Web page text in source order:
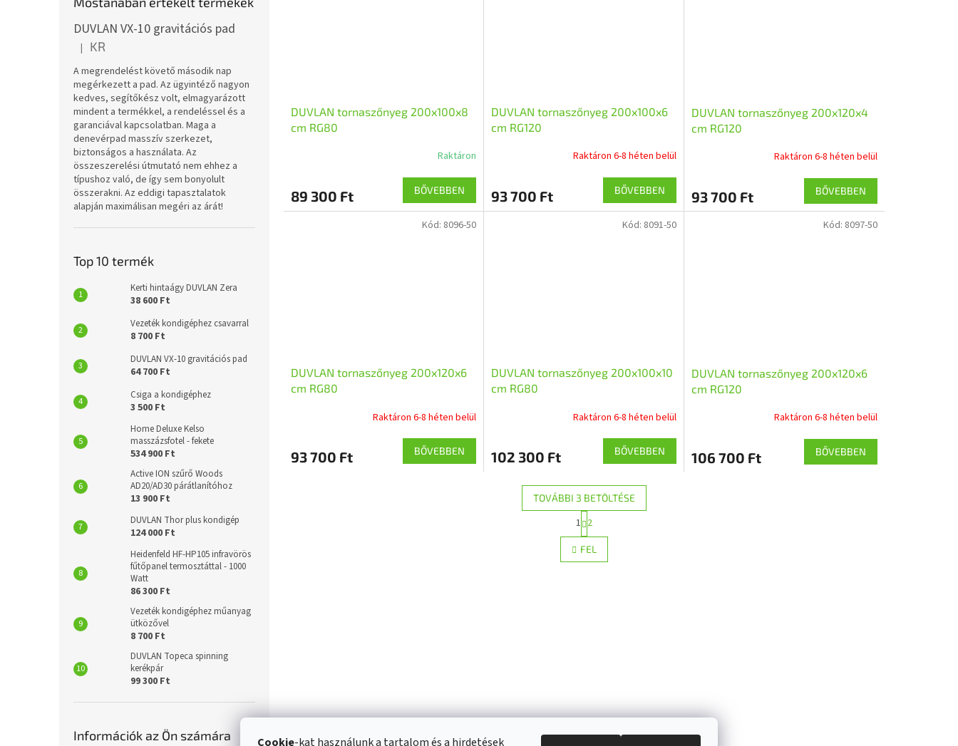
Cookie-kat használunk a tartalom és a hirdetések
DUVLAN VX-10 gravitációs pad
A termék értékelése 5-ből 5 csillag.
| KR
A megrendelést követő második nap
megérkezett a pad. Az ügyintéző nagyon
kedves, segítőkész volt, elmagyarázott
mindent a termékkel, a rendeléssel és a
garanciával kapcsolatban. Maga a
denevérpad masszív szerkezet,
biztonságos a használata. Az
összeszerelési útmutató nem ehhez a
típushoz való, de így sem bonyolult
összerakni. Az eddigi tapasztalatok
alapján maximálisan megéri az árát!
Top 10 termék
Kerti hintaágy DUVLAN Zera
38 600 Ft
Vezeték kondigéphez csavarral
8 700 Ft
DUVLAN VX-10 gravitációs pad
64 700 Ft
Csiga a kondigéphez
3 500 Ft
Home Deluxe Kelso
masszázsfotel - fekete
534 900 Ft
Active ION szűrő Woods
AD20/AD30 párátlanítóhoz
13 900 Ft
DUVLAN Thor plus kondigép
124 000 Ft
Heidenfeld HF-HP105 infravörös
fűtőpanel termosztáttal - 1000
Watt
86 300 Ft
Vezeték kondigéphez műanyag
ütközővel
8 700 Ft
DUVLAN Topeca spinning
kerékpár
99 300 Ft
Információk az Ön számára
DUVLAN tornaszőnyeg 200x100x8
cm RG80
Raktáron
89 300 Ft BŐVEBBEN
DUVLAN tornaszőnyeg 200x100x6
cm RG120
Raktáron 6-8 héten belül
93 700 Ft BŐVEBBEN
DUVLAN tornaszőnyeg 200x120x4
cm RG120
Raktáron 6-8 héten belül
93 700 Ft BŐVEBBEN
DUVLAN tornaszőnyeg 200x120x6
cm RG80
Raktáron 6-8 héten belül
93 700 Ft BŐVEBBEN
Kód: 8096-50
DUVLAN tornaszőnyeg 200x100x10
cm RG80
Raktáron 6-8 héten belül
102 300 Ft BŐVEBBEN
Kód: 8091-50
DUVLAN tornaszőnyeg 200x120x6
cm RG120
Raktáron 6-8 héten belül
106 700 Ft BŐVEBBEN
Kód: 8097-50
L
i
s
e
l
TOVÁBBI 3 BETÖLTÉSE
L
a
p
o
z
1 2
FEL